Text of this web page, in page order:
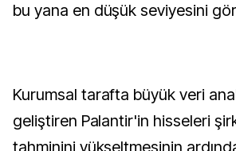
bu yana en düşük seviyesini
Kurumsal tarafta büyük veri
geliştiren Palantir'in hisseleri
tahminini yükseltmesinin